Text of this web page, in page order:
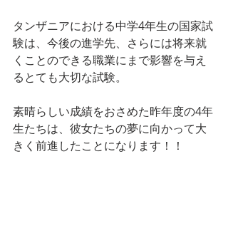
タンザニアにおける中学4年生の国家試
験は、今後の進学先、さらには将来就
くことのできる職業にまで影響を与え
るとても大切な試験。
素晴らしい成績をおさめた昨年度の4年
生たちは、彼女たちの夢に向かって大
きく前進したことになります！！